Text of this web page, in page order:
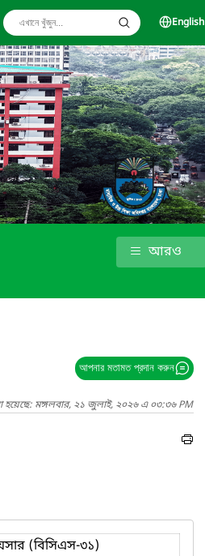
English
আরও
আপনার মতামত প্রদান করুন
হয়েছে: মঙ্গলবার, ২১ জুলাই, ২০২৬ এ ০৩:৩৬ PM
(বিসিএস-৩১)